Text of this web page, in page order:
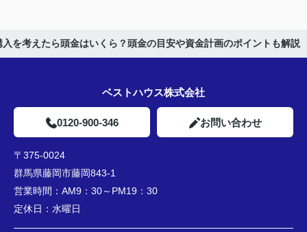
を考えたら頭金はいくら？頭金の目安や資金計画のポイントも解説
ベストハウス株式会社
0120-900-346 お問い合わせ
〒375-0024
群馬県藤岡市藤岡843-1
営業時間： AM9：30～PM19：30
定休日： 水曜日